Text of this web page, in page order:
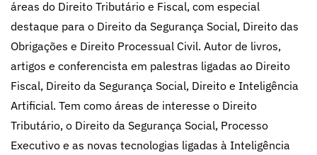
áreas do Direito Tributário e Fiscal, com especial
destaque para o Direito da Segurança Social, Direito das
Obrigações e Direito Processual Civil. Autor de livros,
artigos e conferencista em palestras ligadas ao Direito
Fiscal, Direito da Segurança Social, Direito e Inteligência
Artificial. Tem como áreas de interesse o Direito
Tributário, o Direito da Segurança Social, Processo
Executivo e as novas tecnologias ligadas à Inteligência